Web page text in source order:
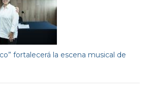
fortalecerá la escena musical de